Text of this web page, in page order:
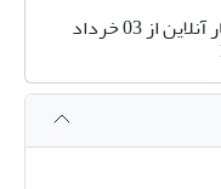
انتشار آنلاین از 03 خرداد